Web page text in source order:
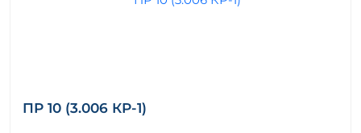
ПР 10 (3.006 КР-1)